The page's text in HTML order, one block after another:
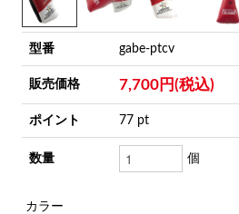
型番 gabe-ptcv
販売価格 7,700円(税込)
ポイント 77 pt
数量 個
カラー